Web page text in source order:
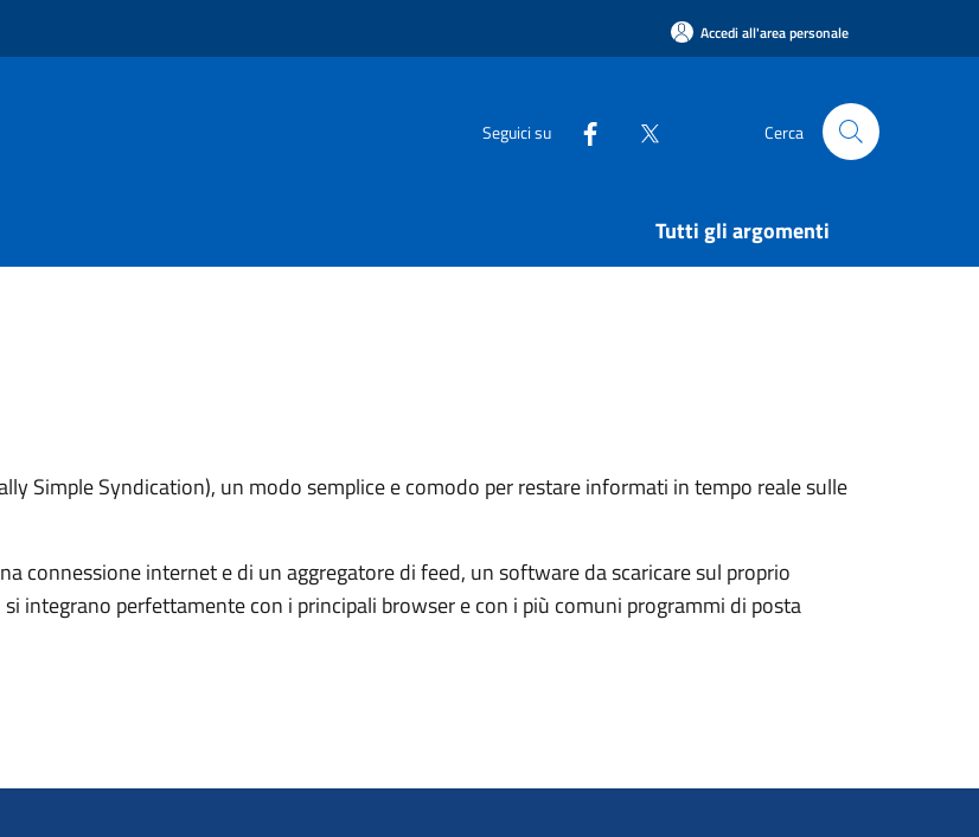
Accedi all'area personale
Seguici su Cerca
Tutti gli argomenti
Simple Syndication), un modo semplice e comodo per restare informati in tempo reale sulle
connessione internet e di un aggregatore di feed, un software da scaricare sul proprio
integrano perfettamente con i principali browser e con i più comuni programmi di posta